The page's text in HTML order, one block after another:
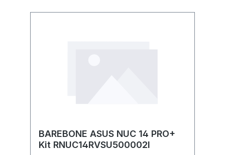
BAREBONE ASUS NUC 14 PRO+
Kit RNUC14RVSU500002I